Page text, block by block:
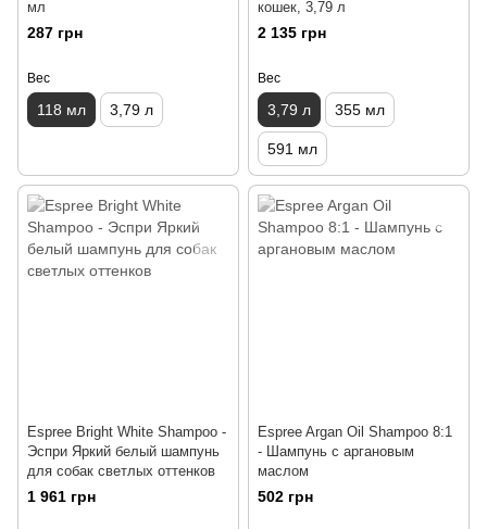
мл
287 грн
Вес
118 мл 3,79 л
кошек, 3,79 л
2 135 грн
Вес
3,79 л 355 мл
591 мл
Espree Bright White Shampoo -
Эспри Яркий белый шампунь
для собак светлых оттенков
1 961 грн
Espree Argan Oil Shampoo 8:1
- Шампунь с аргановым
маслом
502 грн